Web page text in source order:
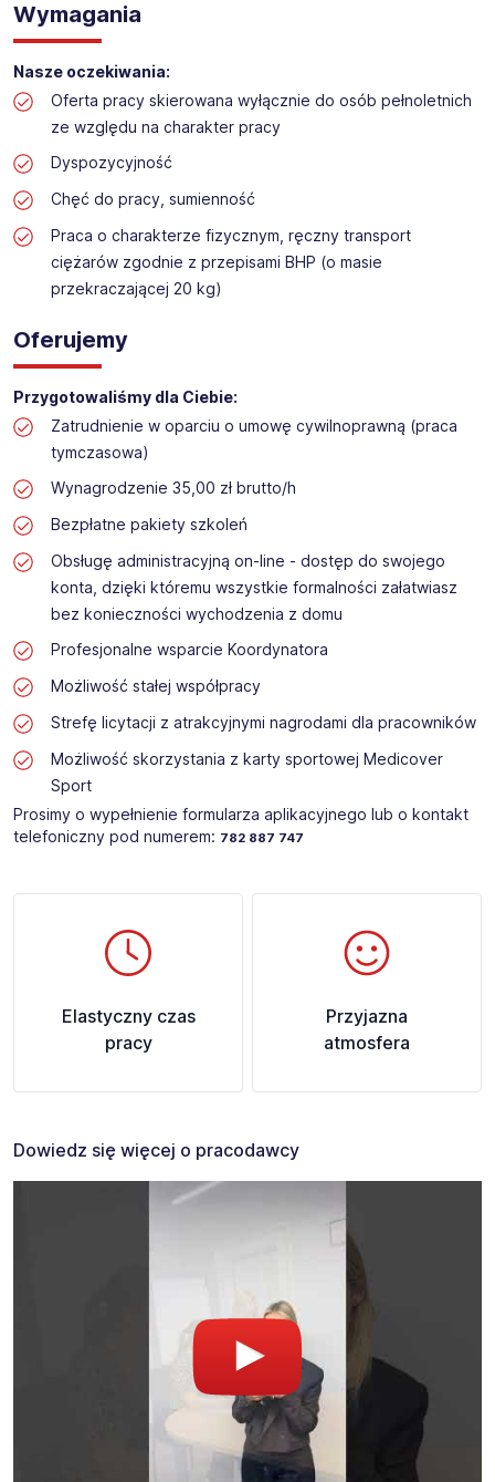
Lokalizacja: Pabianice
Wymagania
Nasze oczekiwania:
Oferta pracy skierowana wyłącznie do osób pełnoletnich
ze względu na charakter pracy
Dyspozycyjność
Chęć do pracy, sumienność
Praca o charakterze fizycznym, ręczny transport
ciężarów zgodnie z przepisami BHP (o masie
przekraczającej 20 kg)
Oferujemy
Przygotowaliśmy dla Ciebie:
Zatrudnienie w oparciu o umowę cywilnoprawną (praca
tymczasowa)
Wynagrodzenie 35,00 zł brutto/h
Bezpłatne pakiety szkoleń
Obsługę administracyjną on-line - dostęp do swojego
konta, dzięki któremu wszystkie formalności załatwiasz
bez konieczności wychodzenia z domu
Profesjonalne wsparcie Koordynatora
Możliwość stałej współpracy
Strefę licytacji z atrakcyjnymi nagrodami dla pracowników
Możliwość skorzystania z karty sportowej Medicover
Sport
Prosimy o wypełnienie formularza aplikacyjnego lub o kontakt
telefoniczny pod numerem: 782 887 747
Elastyczny czas
pracy
Przyjazna
atmosfera
Dowiedz się więcej o pracodawcy